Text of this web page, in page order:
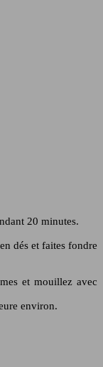
20 minutes.
dés et faites fondre
et mouillez avec
environ.